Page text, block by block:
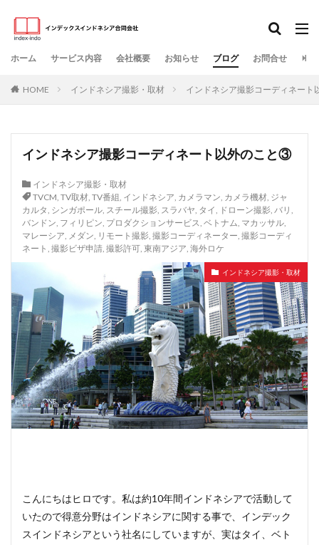
ホーム サービス内容​ 会社概要​ お知らせ ブログ お問合せ
HOME インドネシア撮影・取材 インドネシア撮影コーディネー
インドネシア撮影コーディネート以外のこと③
インドネシア撮影・取材
TVCM, TV取材, TV番組, インドネシア, カメラマン, カメラ機材, ジャ
カルタ, シンガポール, スチール撮影, スラバヤ, タイ, ドローン撮影, バリ ,
バンドン, フィリピン, プロダクションサービス, ベトナム, マカッサル,
マレーシア, メダン, リモート撮影, 撮影コーディネーター, 撮影コーディ
ネート , 撮影ビザ申請, 撮影許可, 東南アジア, 海外ロケ
インドネシア撮影・取材
こんにちはヒロです。私は約10年間インドネシアで活動して
いたので得意分野はインドネシアに関する事で、インデック
スインドネシアという社名にしていますが、実はタイ、ベト